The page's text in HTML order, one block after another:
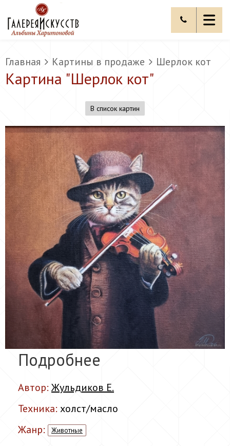
Главная Картины в продаже Шерлок кот
Картина "Шерлок кот"
В список картин
Подробнее
Автор: Жульдиков Е.
Техника:холст/масло
Жанр:
Животные